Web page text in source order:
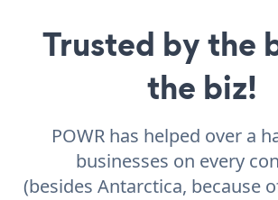
Trusted by the
the biz!
POWR has helped over a
businesses on every
(besides Antarctica, because